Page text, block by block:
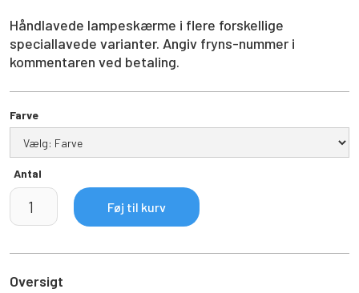
Håndlavede lampeskærme i flere forskellige
speciallavede varianter. Angiv fryns-nummer i
kommentaren ved betaling.
Farve
Antal
Oversigt